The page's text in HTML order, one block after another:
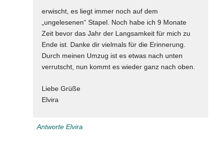
erwischt, es liegt immer noch auf dem
„ungelesenen“ Stapel. Noch habe ich 9 Monate
Zeit bevor das Jahr der Langsamkeit für mich zu
Ende ist. Danke dir vielmals für die Erinnerung.
Durch meinen Umzug ist es etwas nach unten
verrutscht, nun kommt es wieder ganz nach oben.
Liebe Grüße
Elvira
Antworte Elvira